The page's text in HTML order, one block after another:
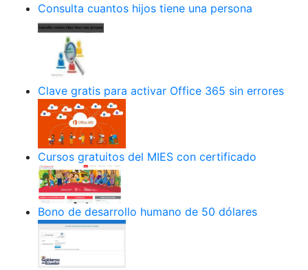
Consulta cuantos hijos tiene una persona
Clave gratis para activar Office 365 sin errores
Cursos gratuitos del MIES con certificado
Bono de desarrollo humano de 50 dólares